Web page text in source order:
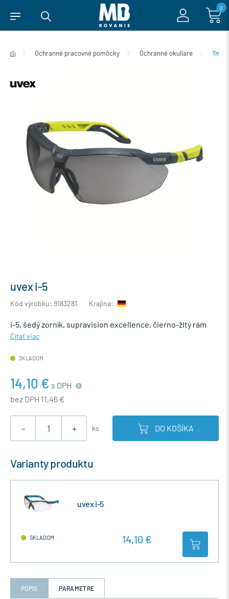
0
Ochranné pracovné pomôcky Ochranné okuliare
uvex i-5
Kód výrobku: 9183281 Krajina:
i-5, šedý zorník, supravision excellence, čierno-žltý rám
Čítať viac
SKLADOM
14,10 € s DPH
bez DPH 11,46 €
- + ks DO KOŠÍKA
Varianty produktu
uvex i-5
SKLADOM 14,10 €
POPIS PARAMETRE